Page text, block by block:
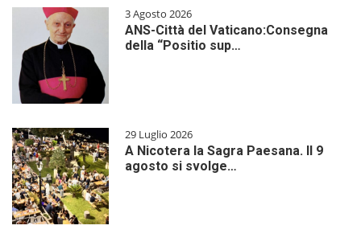
3 Agosto 2026
ANS-Città del Vaticano:Consegna
della “Positio sup…
29 Luglio 2026
A Nicotera la Sagra Paesana. Il 9
agosto si svolge…